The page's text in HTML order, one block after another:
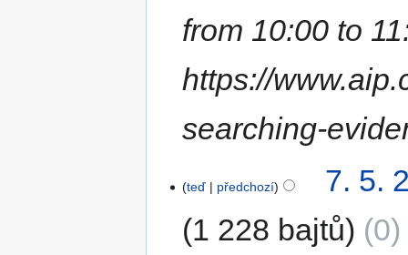
from 10:00 to
https://
searching-
teď předchozí
7. 5.
1 228 bajtů
0